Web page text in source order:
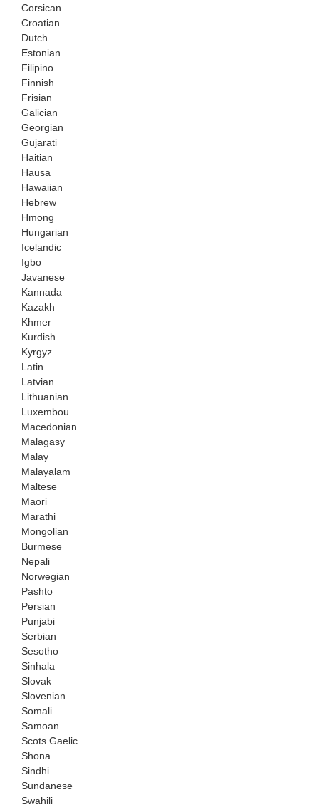
Corsican
Croatian
Dutch
Estonian
Filipino
Finnish
Frisian
Galician
Georgian
Gujarati
Haitian
Hausa
Hawaiian
Hebrew
Hmong
Hungarian
Icelandic
Igbo
Javanese
Kannada
Kazakh
Khmer
Kurdish
Kyrgyz
Latin
Latvian
Lithuanian
Luxembou..
Macedonian
Malagasy
Malay
Malayalam
Maltese
Maori
Marathi
Mongolian
Burmese
Nepali
Norwegian
Pashto
Persian
Punjabi
Serbian
Sesotho
Sinhala
Slovak
Slovenian
Somali
Samoan
Scots Gaelic
Shona
Sindhi
Sundanese
Swahili